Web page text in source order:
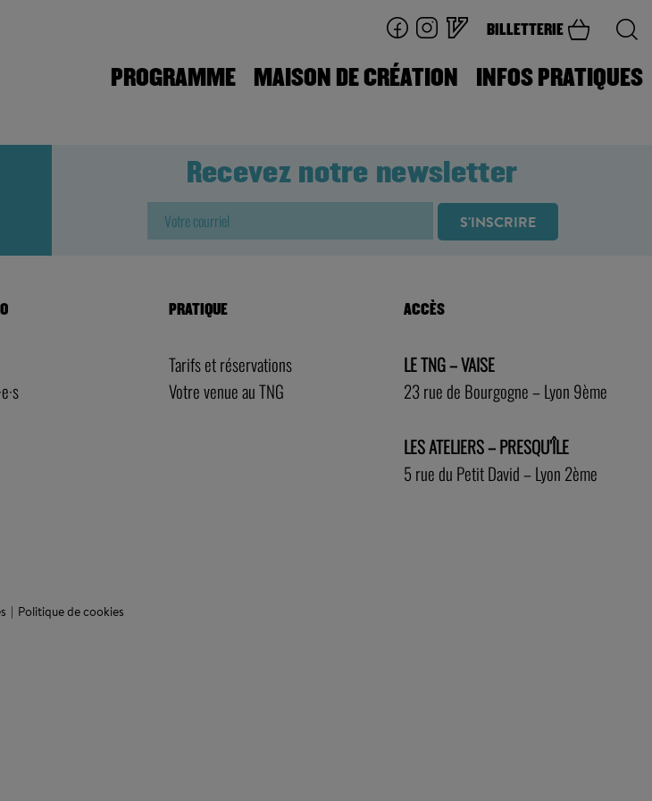
BILLETTERIE
PROGRAMME MAISON DE CRÉATION INFOS PRATIQUES
Recevez notre newsletter
PRATIQUE
Tarifs et réservations
Votre venue au TNG
ACCÈS
LE TNG – VAISE
23 rue de Bourgogne – Lyon 9ème
LES ATELIERS – PRESQU’ÎLE
5 rue du Petit David – Lyon 2ème
Politique de cookies